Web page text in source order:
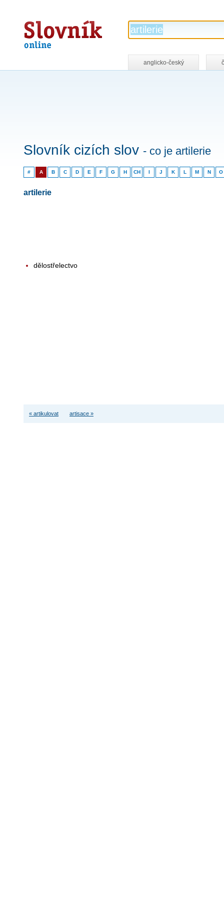
Slovník
online
anglicko-český
Slovník cizích slov - co je artilerie
# A B C D E F G H CH I J K L M N O
artilerie
dělostřelectvo
« artikulovat artisace »